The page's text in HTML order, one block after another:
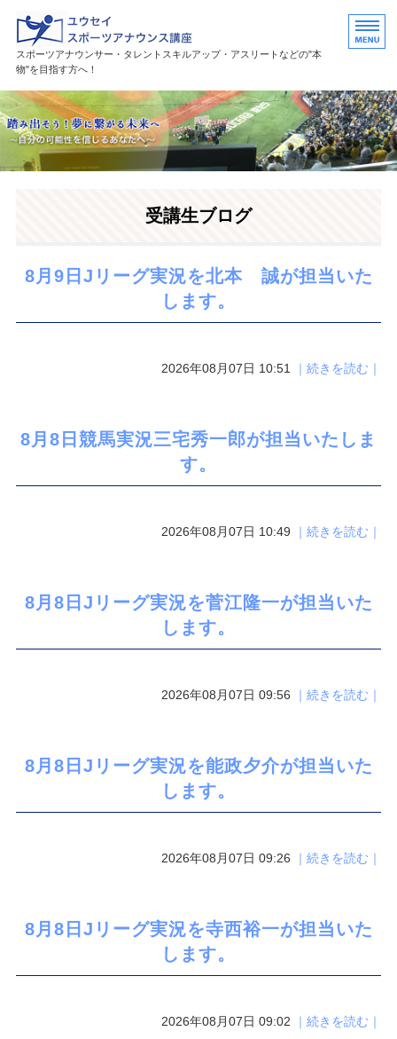
ユウセイスポーツアナウンスス
スポーツアナウンサー・タレントスキルアップ・アスリートなどの"本
物"を目指す方へ！
HOME
講座紹介
活躍中の卒業生・受講生受講生ブログ
8月9日Jリーグ実況を北本 誠が担当いた
します。
2026年08月07日 10:51 ｜続きを読む｜
8月8日競馬実況三宅秀一郎が担当いたしま
す。
2026年08月07日 10:49 ｜続きを読む｜
8月8日Jリーグ実況を菅江隆一が担当いた
します。
2026年08月07日 09:56 ｜続きを読む｜
8月8日Jリーグ実況を能政夕介が担当いた
します。
2026年08月07日 09:26 ｜続きを読む｜
8月8日Jリーグ実況を寺西裕一が担当いた
します。
2026年08月07日 09:02 ｜続きを読む｜